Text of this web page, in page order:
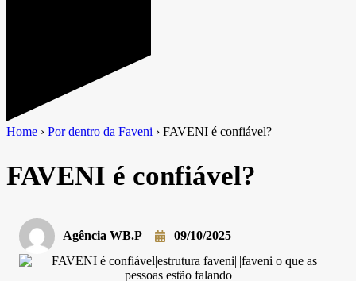
Home › Por dentro da Faveni › FAVENI é confiável?
FAVENI é confiável?
Agência WB.P 09/10/2025